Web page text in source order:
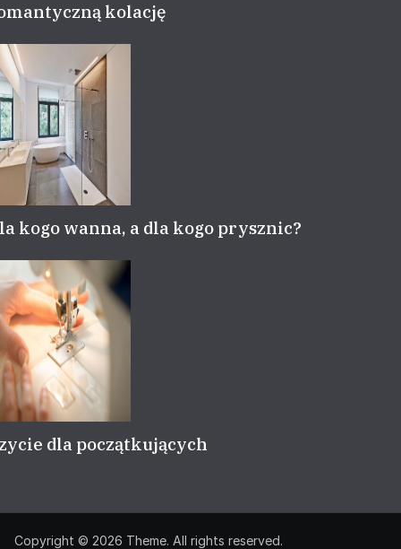
kolację
kogo wanna, a dla kogo prysznic?
dla początkujących
Copyright © 2026 Theme. All rights reserved.